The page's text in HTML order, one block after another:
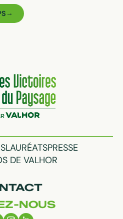
LAURÉATSPRESSE
DE VALHOR
NOUS